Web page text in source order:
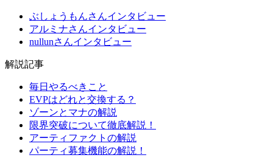
ぶしょうもんさんインタビュー
アルミナさんインタビュー
nullunさんインタビュー
解説記事
毎日やるべきこと
EVPはどれと交換する？
ゾーンとマナの解説
限界突破について徹底解説！
アーティファクトの解説
パーティ募集機能の解説！